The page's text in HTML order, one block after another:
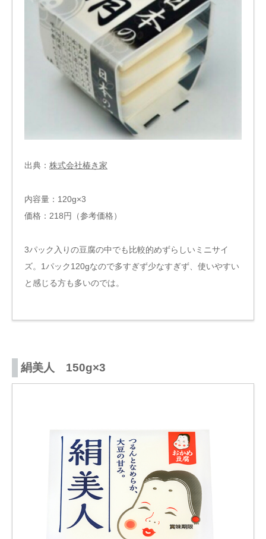
出典： 株式会社椿き家
内容量：120g×3
価格：218円（参考価格）
3パック入りの豆腐の中でも比較的めずらしいミニサイ
ズ。1パック120gなので多すぎず少なすぎず、使いやすい
と感じる方も多いのでは。
絹美人 150g×3